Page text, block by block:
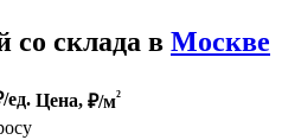
со склада в Москве
ед. Цена, ₽/м²